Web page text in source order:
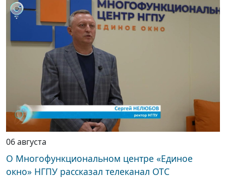
06 августа
О Многофункциональном центре «Единое
окно» НГПУ рассказал телеканал ОТС